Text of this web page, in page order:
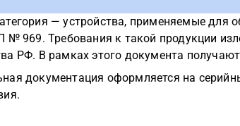
— устройства, применяемые для
№ 969. Требования к такой продукции
РФ. В рамках этого документа
документация оформляется на